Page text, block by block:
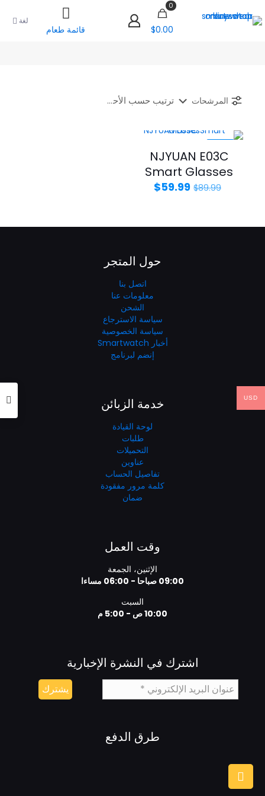
0
$0.00 قائمة طعام
لغة
المرشحات
NJYUAN E03C
Smart Glasses
$89.99
السعر $59.99
حول المتجر
اتصل بنا
معلومات عنا
الشحن
سياسة الاسترجاع
سياسة الخصوصية
أخبار Smartwatch
إنضم لبرنامج
خدمة الزبائن
لوحة القيادة
طلبات
التحميلات
عناوين
تفاصيل الحساب
كلمة مرور مفقودة
ضمان
وقت العمل
الإثنين، الجمعة
09:00 صباحا - 06:00 مساءا
السبت
10:00 ص - 5:00 م
اشترك في النشرة الإخبارية
طرق الدفع
USD